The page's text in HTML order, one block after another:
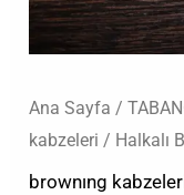
Ana Sayfa /
kabzeleri / Halkalı
brownıng